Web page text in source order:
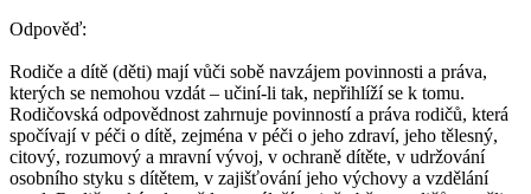
Odpověď:
Rodiče a dítě (děti) mají vůči sobě navzájem povinnosti a práva,
kterých se nemohou vzdát – učiní-li tak, nepřihlíží se k tomu.
Rodičovská odpovědnost zahrnuje povinností a práva rodičů, která
spočívají v péči o dítě, zejména v péči o jeho zdraví, jeho tělesný,
citový, rozumový a mravní vývoj, v ochraně dítěte, v udržování
osobního styku s dítětem, v zajišťování jeho výchovy a vzdělání